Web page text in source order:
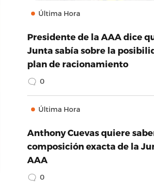
Última Hora
Presidente de la AAA dice
Junta sabía sobre la
plan de racionamiento
0
Última Hora
Anthony Cuevas quiere
composición exacta de la
AAA
0